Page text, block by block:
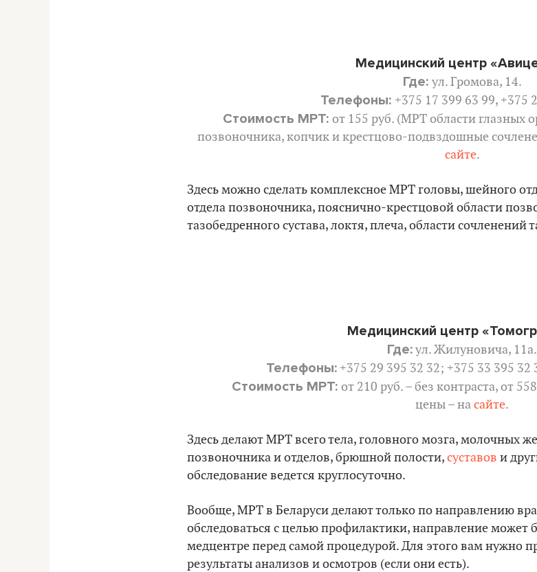
Медицинский центр
Где: ул. Громова, 14.
Телефоны: +375 17 399 63 99, +375
Стоимость МРТ: от 155 руб. (МРТ области глазных
позвоночника, копчик и крестцово-подвздошные
сайте.
Здесь можно сделать комплексное МРТ головы, шейного
отдела позвоночника, пояснично-крестцовой области
тазобедренного сустава, локтя, плеча, области сочленений
Медицинский центр
Где:ул. Жилуновича, 11а.
Телефоны:+375 29 395 32 32; +375 33 395 32
Стоимость МРТ: от 210 руб. – без контраста, от
цены – насайте.
Здесь делают МРТ всего тела, головного мозга, молочных
позвоночника и отделов, брюшной полости,суставов и
обследование ведется круглосуточно.
Вообще, МРТ в Беларуси делают только по направлению
обследоваться с целью профилактики, направление
медцентре перед самой процедурой. Для этого вам нужно
результаты анализов и осмотров (если они есть).